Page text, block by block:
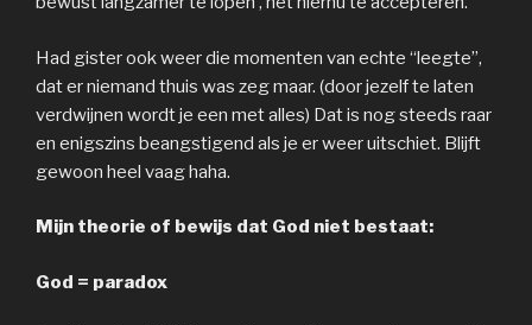
Had gister ook weer die momenten van echte “leegte”,
dat er niemand thuis was zeg maar. (door jezelf te laten
verdwijnen wordt je een met alles) Dat is nog steeds raar
en enigszins beangstigend als je er weer uitschiet. Blijft
gewoon heel vaag haha.
Mijn theorie of bewijs dat God niet bestaat:
God = paradox